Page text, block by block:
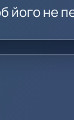
його не